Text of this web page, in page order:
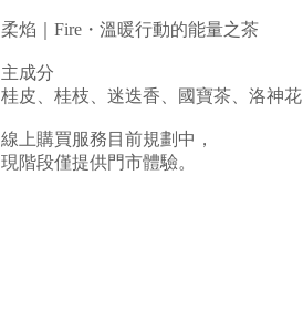
柔焰｜Fire・溫暖行動的能量之茶
主成分
桂皮、桂枝、迷迭香、國寶茶、洛神花
線上購買服務目前規劃中，
現階段僅提供門市體驗。